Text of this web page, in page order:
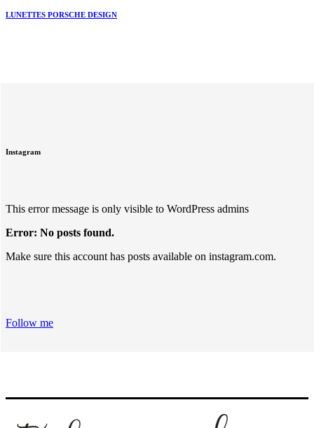
LUNETTES PORSCHE DESIGN
Instagram
This error message is only visible to WordPress admins
Error: No posts found.
Make sure this account has posts available on instagram.com.
Follow me